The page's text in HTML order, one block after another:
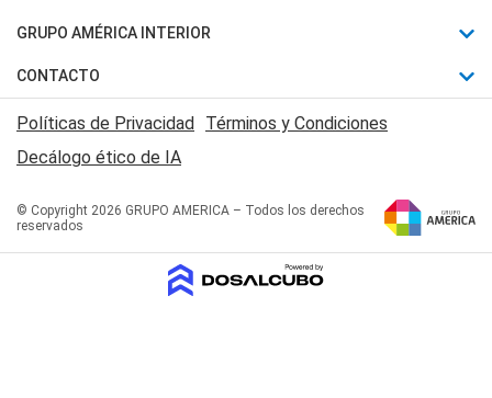
Judiciales
Economia
Motores
Trucos caseros
Series y Películas
Edictos y Solicitadas
Fútbol
Mundial
Automovilismo
Rugby
Básquet
GRUPO AMÉRICA INTERIOR
Canal 7 en Vivo
San Juan 8
CONTACTO
Acerca de Nosotros
Contactanos
Políticas de Privacidad Términos y Condiciones
Decálogo ético de IA
© Copyright 2026 GRUPO AMERICA – Todos los derechos
reservados